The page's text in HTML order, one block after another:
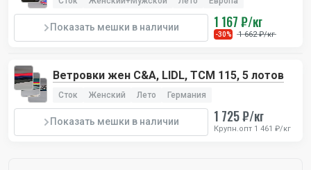
Показать мешки в наличии 1 167 ₽/кг
-30% 1 662 ₽/кг
Ветровки жен C&A, LIDL, TCM 115, 5 лотов
Сток Женский Лето Германия
Показать мешки в наличии 1 725 ₽/кг
Крупн.опт 1 461 ₽/кг